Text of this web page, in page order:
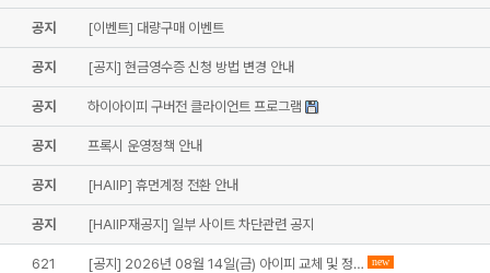
공지 [이벤트] 대량구매 이벤트
공지 [공지] 현금영수증 신청 방법 변경 안내
공지 하이아이피 구버전 클라이언트 프로그램
공지 프록시 운영정책 안내
공지 [HAIIP] 휴먼계정 전환 안내
공지 [HAIIP재공지] 일부 사이트 차단관련 공지
621 [공지] 2026년 08월 14일(금) 아이피 교체 및 정… new